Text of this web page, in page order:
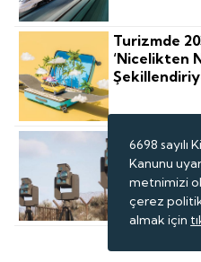
Turizmde
‘nicelikten
Borsanın
Ürünlerini
Yapabiliyor
6698 sayılı
Kanunu
metnimizi
çerez
almak için